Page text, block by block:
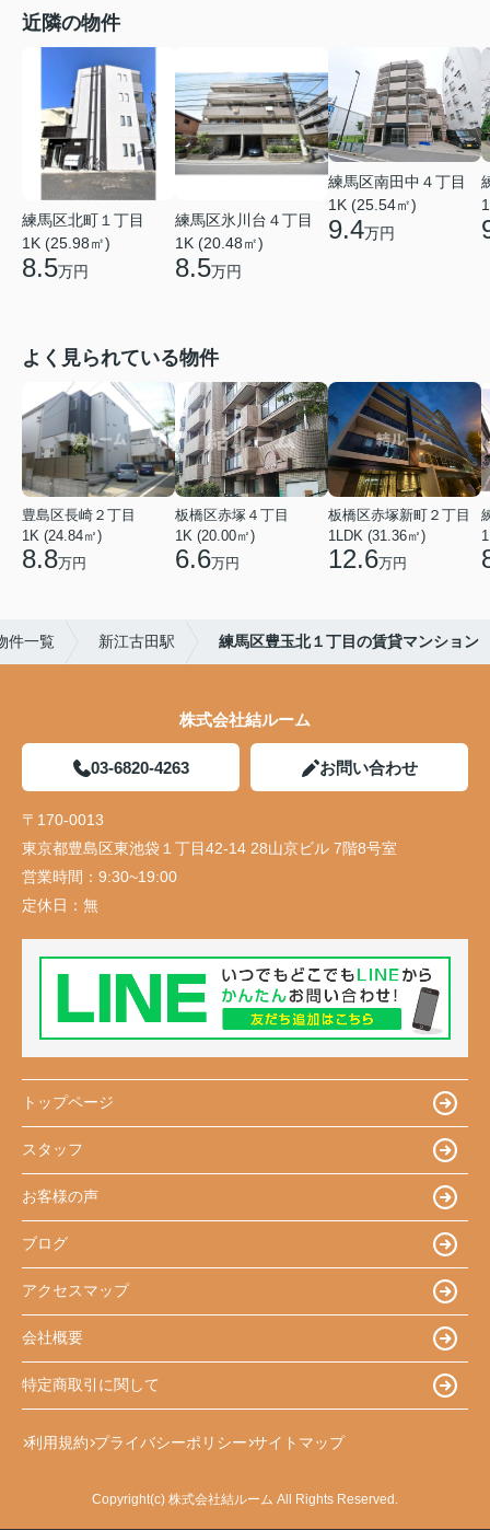
近隣の物件
練馬区北町１丁目
1K (25.98㎡)
8.5万円
練馬区氷川台４丁目
1K (20.48㎡)
8.5万円
練馬区南田中４丁目
1K (25.54㎡)
9.4万円
よく見られている物件
豊島区長崎２丁目
1K (24.84㎡)
8.8万円
板橋区赤塚４丁目
1K (20.00㎡)
6.6万円
板橋区赤塚新町２丁目
1LDK (31.36㎡)
12.6万円
件一覧 新江古田駅 練馬区豊玉北１丁目の賃貸マンション
株式会社結ルーム
03-6820-4263 お問い合わせ
〒170-0013
東京都豊島区東池袋１丁目42-14 28山京ビル 7階8号室
営業時間： 9:30~19:00
定休日： 無
トップページ
スタッフ
お客様の声
ブログ
アクセスマップ
会社概要
特定商取引に関して
利用規約 プライバシーポリシー サイトマップ
Copyright(c) 株式会社結ルーム All Rights Reserved.